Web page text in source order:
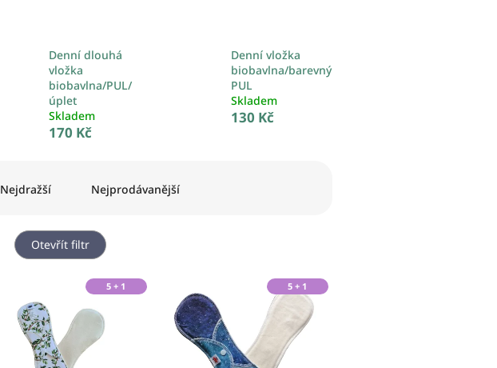
Denní dlouhá
vložka
biobavlna/PUL/
úplet
Skladem
170 Kč
Denní vložka
biobavlna/barevný
PUL
Skladem
130 Kč
Nejdražší Nejprodávanější
Otevřít filtr
5 + 1 5 + 1